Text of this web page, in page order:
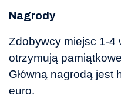
Nagrody
Zdobywcy miejsc 1-4
otrzymują
Główną nagrodą jest
euro.